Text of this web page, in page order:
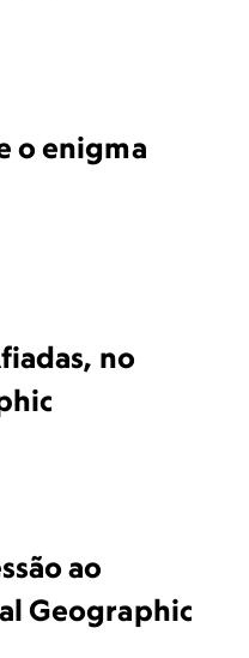
o enigma
no
ao
Geographic